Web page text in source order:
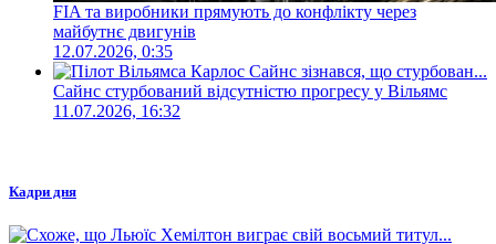
FIA та виробники прямують до конфлікту через
майбутнє двигунів
12.07.2026, 0:35
Сайнс стурбований відсутністю прогресу у Вільямс
11.07.2026, 16:32
Кадри дня